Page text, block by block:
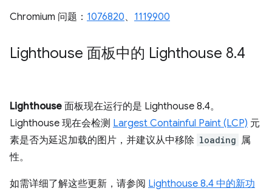
Chromium 问题： 1076820、 1119900
Lighthouse 面板中的 Lighthouse 8.4
Lighthouse 面板现在运行的是 Lighthouse 8.4。
Lighthouse 现在会检测 Largest Containful Paint (LCP) 元
素是否为延迟加载的图片，并建议从中移除 loading 属
性。
如需详细了解这些更新，请参阅 Lighthouse 8.4 中的新功